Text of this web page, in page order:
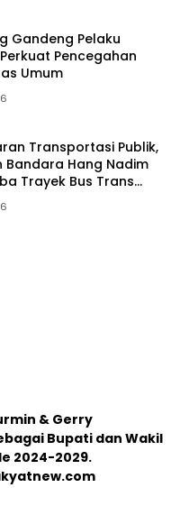
Gandeng Pelaku
Pencegahan
Umum
Transportasi Publik,
Bandara Hang Nadim
Trayek Bus Trans
& Gerry
Bupati dan Wakil
2024-2029.